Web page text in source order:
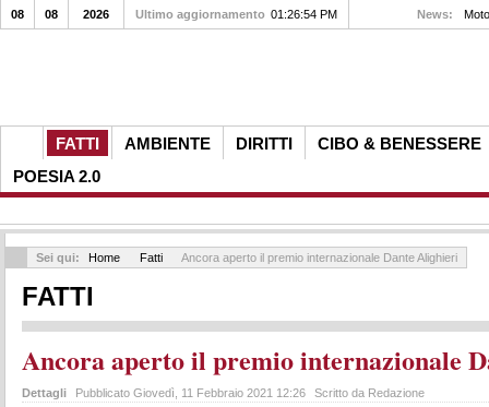
FATTI AMBIENTE DIRITTI
CIBO & BENESSERE
POESIA 2.0
08 08 2026 Ultimo aggiornamento 01:26:54 PM News:
Sei qui: Home Fatti Ancora aperto il premio internazionale Dante Alighieri
FATTI
Ancora aperto il premio internazionale
Dettagli Pubblicato Giovedì, 11 Febbraio 2021 12:26 Scritto da Redazione